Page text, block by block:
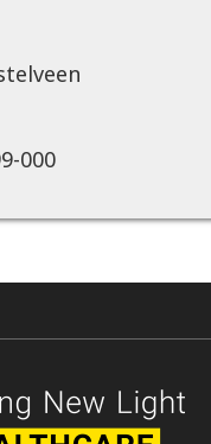
000